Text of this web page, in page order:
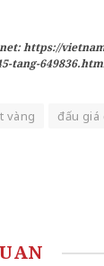
https://
tang-
vàng đấu giá